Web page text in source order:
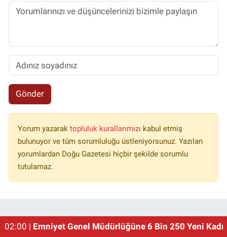
Gönder
Yorum yazarak topluluk kurallarımızı kabul etmiş
bulunuyor ve tüm sorumluluğu üstleniyorsunuz. Yazılan
yorumlardan Doğu Gazetesi hiçbir şekilde sorumlu
tutulamaz.
02:00 | Emniyet Genel Müdürlüğüne 6 Bin 250 Yeni